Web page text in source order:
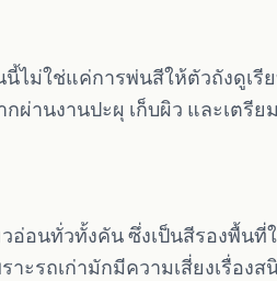
ไม่ใช่แค่การพ่นสีให้ตัวถังดูเรี
ผ่านงานปะผุ เก็บผิว และเตรีย
อ่อนทั่วทั้งคัน ซึ่งเป็นสีรองพื้นที่
รถเก่ามักมีความเสี่ยงเรื่องส